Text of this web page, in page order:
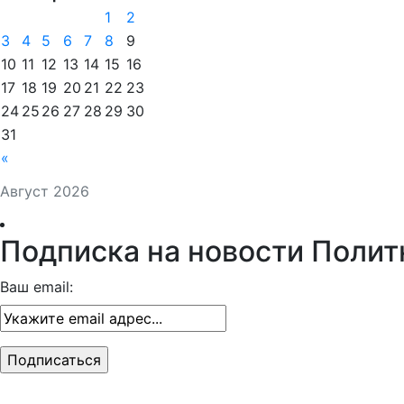
Август 2026
«
1
2
3
4 5 6 7 8
9
10 11 12 13 14 15 16
17 18 19 20 21 22 23
24 25 26 27 28 29 30
31
Подписка на новости
Ваш email: